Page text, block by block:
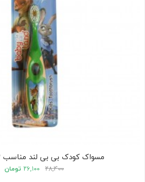
مسواک کودک بی بی لند مناسب ۳ تا ۵ سال
۲۸,۴۰۰ ۲۶,۱۰۰ تومان